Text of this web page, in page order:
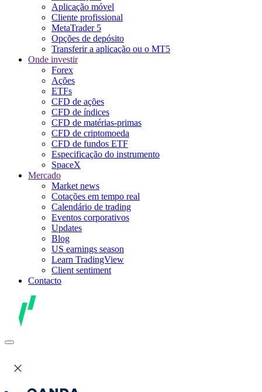
Aplicação móvel
Cliente profissional
MetaTrader 5
Opções de depósito
Transferir a aplicação ou o MT5
Onde investir
Forex
Ações
ETFs
CFD de ações
CFD de índices
CFD de matérias-primas
CFD de criptomoeda
CFD de fundos ETF
Especificação do instrumento
SpaceX
Mercado
Market news
Cotações em tempo real
Calendário de trading
Eventos corporativos
Updates
Blog
US earnings season
Learn TradingView
Client sentiment
Contacto